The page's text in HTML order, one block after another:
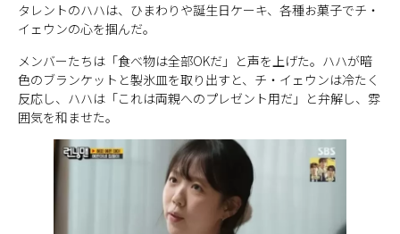
タレントのハハは、ひまわりや誕生日ケーキ、各種お菓子でチ・
イェウンの心を掴んだ。
メンバーたちは「食べ物は全部OKだ」と声を上げた。ハハが暗
色のブランケットと製氷皿を取り出すと、チ・イェウンは冷たく
反応し、ハハは「これは両親へのプレゼント用だ」と弁解し、雰
囲気を和ませた。